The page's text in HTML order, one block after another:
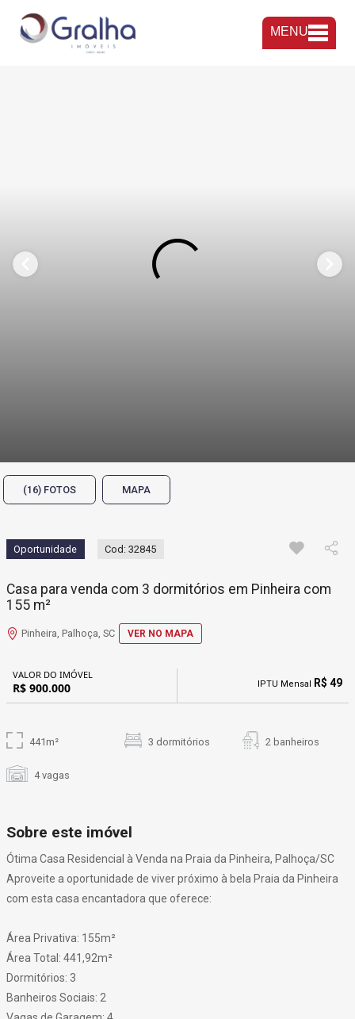
MENU
(16) FOTOS MAPA
Oportunidade Cod: 32845
Casa para venda com 3 dormitórios em Pinheira com
155 m²
Pinheira, Palhoça, SC VER NO MAPA
VALOR DO IMÓVEL
R$ 900.000 IPTU Mensal R$ 49
441m² 3 dormitórios 2 banheiros
4 vagas
Sobre este imóvel
Ótima Casa Residencial à Venda na Praia da Pinheira, Palhoça/SC
Aproveite a oportunidade de viver próximo à bela Praia da Pinheira
com esta casa encantadora que oferece:
Área Privativa: 155m²
Área Total: 441,92m²
Dormitórios: 3
Banheiros Sociais: 2